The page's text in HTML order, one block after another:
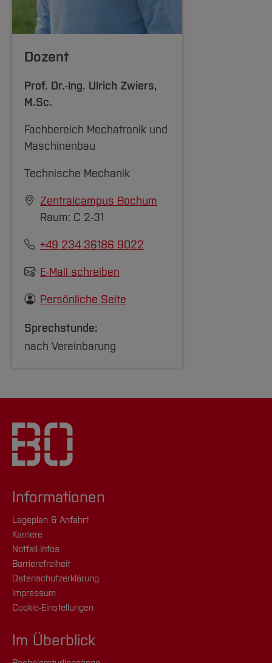
Dozent
Prof. Dr.-Ing. Ulrich Zwiers,
M.Sc.
Fachbereich Mechatronik und
Maschinenbau
Technische Mechanik
Zentralcampus Bochum
Raum: C 2-31
+49 234 36186 9022
E-Mail schreiben
Persönliche Seite
Sprechstunde:
nach Vereinbarung
Informationen
Lageplan & Anfahrt
Karriere
Notfall-Infos
Barrierefreiheit
Datenschutzerklärung
Impressum
Cookie-Einstellungen
Im Überblick